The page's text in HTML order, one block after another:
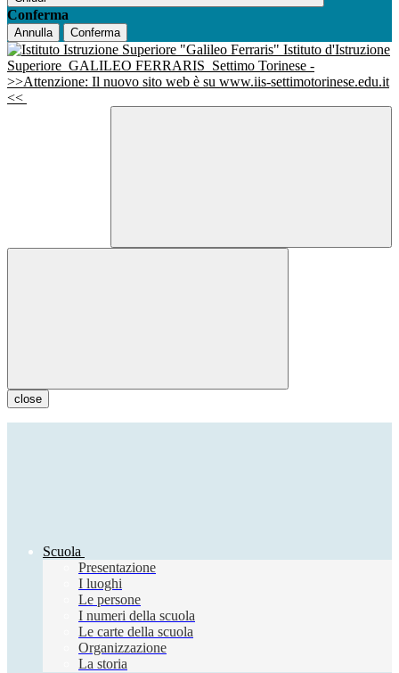
Conferma
Annulla Conferma
Istituto d'Istruzione
Superiore GALILEO FERRARIS Settimo Torinese -
>>Attenzione: Il nuovo sito web è su www.iis-settimotorinese.edu.it
<<
close
Scuola
Presentazione
I luoghi
Le persone
I numeri della scuola
Le carte della scuola
Organizzazione
La storia